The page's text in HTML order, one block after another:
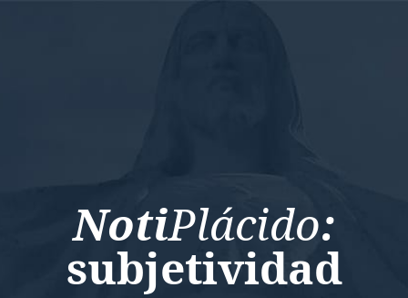
NotiPlácido:
subjetividad